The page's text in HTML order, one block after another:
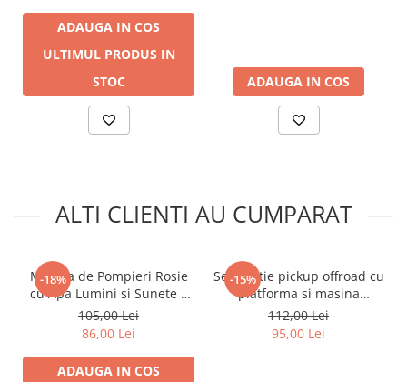
ADAUGA IN COS
ULTIMUL PRODUS IN
STOC
ADAUGA IN COS
ALTI CLIENTI AU CUMPARAT
-18%
Masina de Pompieri Rosie
cu Apa Lumini si Sunete 3
ani+
105,00 Lei
86,00 Lei
ADAUGA IN COS
-15%
Set politie pickup offroad cu
platforma si masina
tractata
112,00 Lei
95,00 Lei